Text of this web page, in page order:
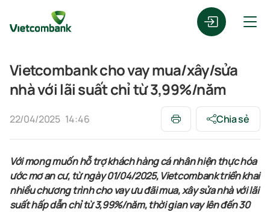
Vietcombank cho vay mua/xây/sửa
nhà với lãi suất chỉ từ 3,99%/năm
22/04/2025 14:46 Chia sẻ
Với mong muốn hỗ trợ khách hàng cá nhân hiện thực hóa
ước mơ an cư, từ ngày 01/04/2025, Vietcombank triển khai
nhiều chương trình cho vay ưu đãi mua, xây sửa nhà với lãi
suất hấp dẫn chỉ từ 3,99%/năm, thời gian vay lên đến 30